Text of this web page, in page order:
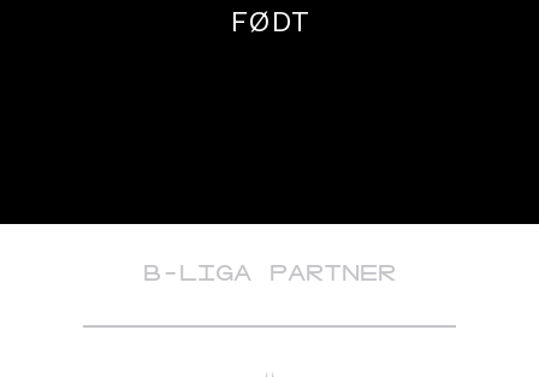
FØDT
B-LIGA PARTNER